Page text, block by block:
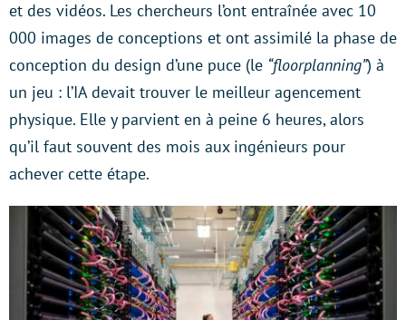
et des vidéos. Les chercheurs l’ont entraînée avec 10
000 images de conceptions et ont assimilé la phase de
conception du design d’une puce (le “floorplanning”) à
un jeu : l’IA devait trouver le meilleur agencement
physique. Elle y parvient en à peine 6 heures, alors
qu’il faut souvent des mois aux ingénieurs pour
achever cette étape.